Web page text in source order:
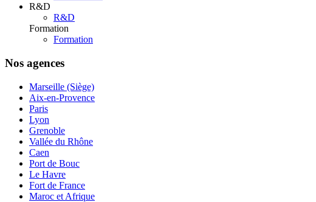
R&D
R&D
Formation
Formation
Nos agences
Marseille (Siège)
Aix-en-Provence
Paris
Lyon
Grenoble
Vallée du Rhône
Caen
Port de Bouc
Le Havre
Fort de France
Maroc et Afrique